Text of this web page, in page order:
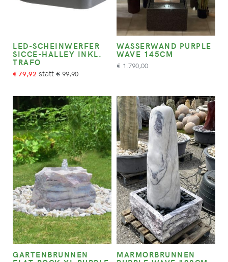
LED-SCHEINWERFER
SICCE-HALLEY INKL.
TRAFO
€ 79,92 €99,90
WASSERWAND PURPLE
WAVE 145CM
€ 1.790,00
GARTENBRUNNEN
MARMORBRUNNEN